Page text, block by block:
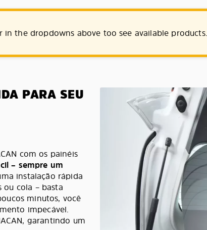
in the dropdowns above too see available products.
PARA SEU
com os painéis
– sempre um
instalação rápida
ou cola – basta
minutos, você
impecável.
garantindo um